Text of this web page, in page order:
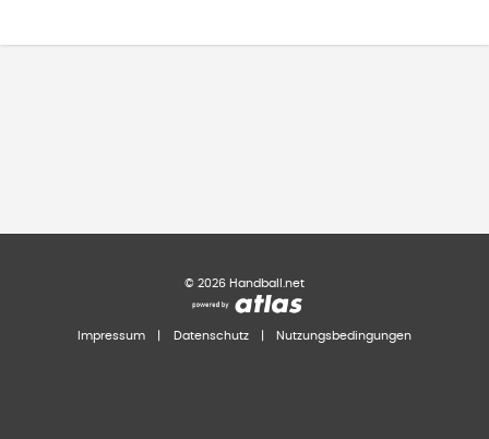
© 2026 Handball.net
Impressum Datenschutz Nutzungsbedingungen